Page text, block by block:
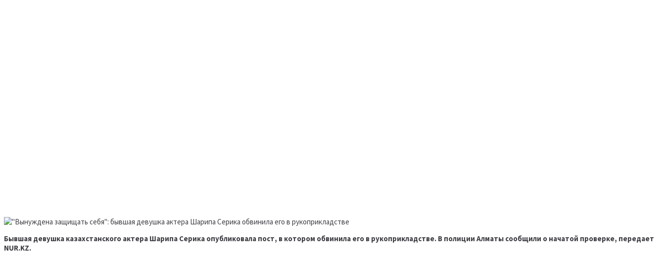
Бывшая девушка казахстанского актера Шарипа Серика опубликовала пост, в котором обвинила его в рукоприкладстве. В полиции Алматы сообщили о начатой проверке, передает
NUR.KZ.